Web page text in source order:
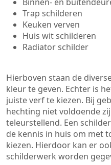
Trap schilderen
Keuken verven
Huis wit schilderen
Radiator schilder
Hierboven staan de
kleur te geven. Echter is
juiste verf te kiezen. Bij
hechting niet voldoende
teleurstellend. Een
de kennis in huis om met
kiezen. Hierdoor kan er
schilderwerk worden